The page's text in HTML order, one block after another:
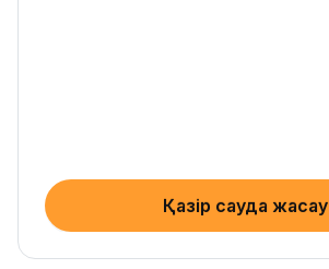
Қазір сауда жасау